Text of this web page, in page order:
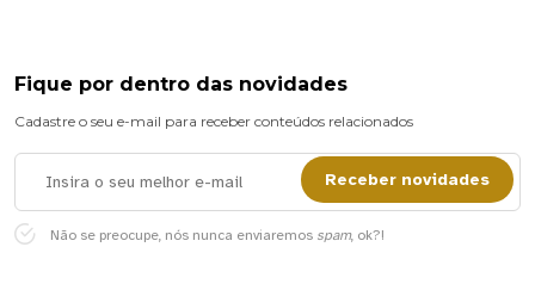
Fique por dentro das novidades
Cadastre o seu e-mail para receber conteúdos relacionados
Receber novidades
Não se preocupe, nós nunca enviaremos spam, ok?!